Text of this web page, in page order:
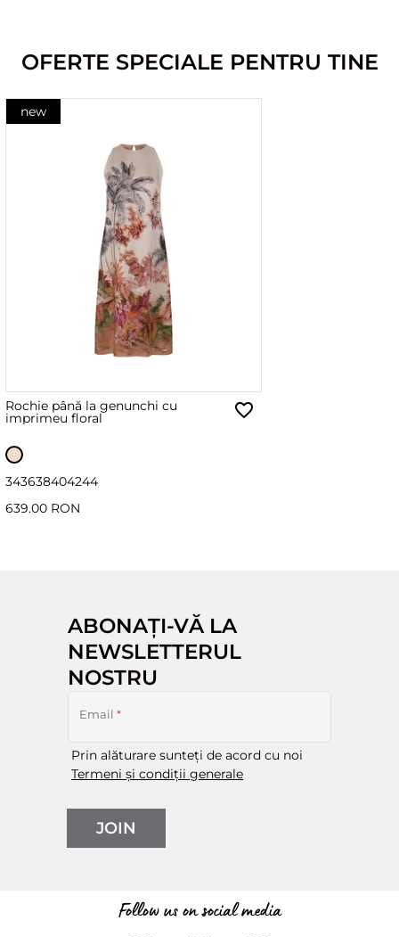
OFERTE SPECIALE PENTRU TINE
new
Rochie până la genunchi cu
imprimeu floral
343638404244
639.00 RON
ABONAȚI-VĂ LA
NEWSLETTERUL
NOSTRU
Email *
Prin alăturare sunteți de acord cu noi
Termeni și condiții generale
JOIN
Follow us on social media